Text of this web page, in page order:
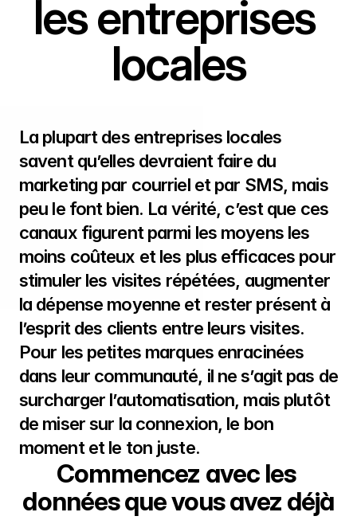
les entreprises
locales
La plupart des entreprises locales
savent qu’elles devraient faire du
marketing par courriel et par SMS, mais
peu le font bien. La vérité, c’est que ces
canaux figurent parmi les moyens les
moins coûteux et les plus efficaces pour
stimuler les visites répétées, augmenter
la dépense moyenne et rester présent à
l’esprit des clients entre leurs visites.
Pour les petites marques enracinées
dans leur communauté, il ne s’agit pas de
surcharger l’automatisation, mais plutôt
de miser sur la connexion, le bon
moment et le ton juste.
Commencez avec les
données que vous avez déjà